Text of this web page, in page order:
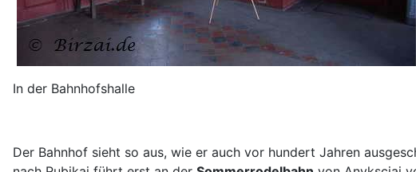
In der Bahnhofshalle
Der Bahnhof sieht so aus, wie er auch vor hundert Jahren